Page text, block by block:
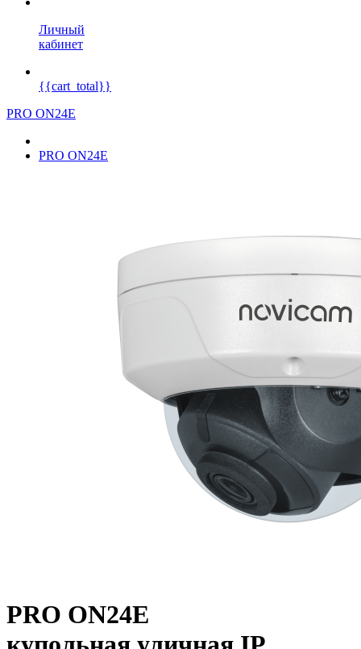
Личный
кабинет
{{cart_total}}
PRO ON24E
PRO ON24E
PRO ON24E